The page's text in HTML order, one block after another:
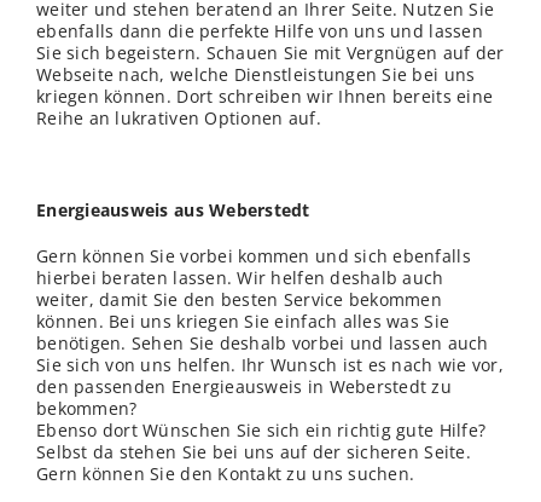
weiter und stehen beratend an Ihrer Seite. Nutzen Sie
ebenfalls dann die perfekte Hilfe von uns und lassen
Sie sich begeistern. Schauen Sie mit Vergnügen auf der
Webseite nach, welche Dienstleistungen Sie bei uns
kriegen können. Dort schreiben wir Ihnen bereits eine
Reihe an lukrativen Optionen auf.
Energieausweis aus Weberstedt
Gern können Sie vorbei kommen und sich ebenfalls
hierbei beraten lassen. Wir helfen deshalb auch
weiter, damit Sie den besten Service bekommen
können. Bei uns kriegen Sie einfach alles was Sie
benötigen. Sehen Sie deshalb vorbei und lassen auch
Sie sich von uns helfen. Ihr Wunsch ist es nach wie vor,
den passenden Energieausweis in Weberstedt zu
bekommen?
Ebenso dort Wünschen Sie sich ein richtig gute Hilfe?
Selbst da stehen Sie bei uns auf der sicheren Seite.
Gern können Sie den Kontakt zu uns suchen.